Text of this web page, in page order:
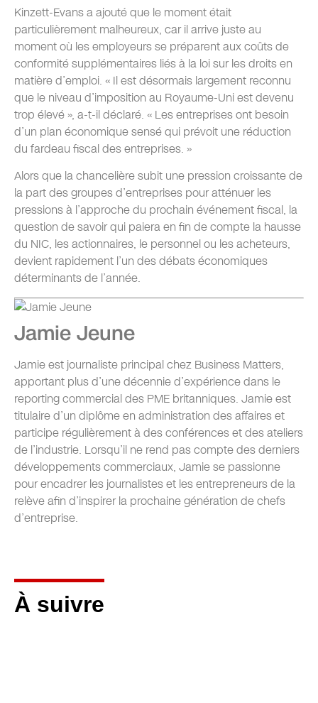
Kinzett-Evans a ajouté que le moment était
particulièrement malheureux, car il arrive juste au
moment où les employeurs se préparent aux coûts de
conformité supplémentaires liés à la loi sur les droits en
matière d’emploi. « Il est désormais largement reconnu
que le niveau d’imposition au Royaume-Uni est devenu
trop élevé », a-t-il déclaré. « Les entreprises ont besoin
d’un plan économique sensé qui prévoit une réduction
du fardeau fiscal des entreprises. »
Alors que la chancelière subit une pression croissante de
la part des groupes d’entreprises pour atténuer les
pressions à l’approche du prochain événement fiscal, la
question de savoir qui paiera en fin de compte la hausse
du NIC, les actionnaires, le personnel ou les acheteurs,
devient rapidement l’un des débats économiques
déterminants de l’année.
Jamie Jeune
Jamie est journaliste principal chez Business Matters,
apportant plus d’une décennie d’expérience dans le
reporting commercial des PME britanniques. Jamie est
titulaire d’un diplôme en administration des affaires et
participe régulièrement à des conférences et des ateliers
de l’industrie. Lorsqu’il ne rend pas compte des derniers
développements commerciaux, Jamie se passionne
pour encadrer les journalistes et les entrepreneurs de la
relève afin d’inspirer la prochaine génération de chefs
d’entreprise.
À suivre